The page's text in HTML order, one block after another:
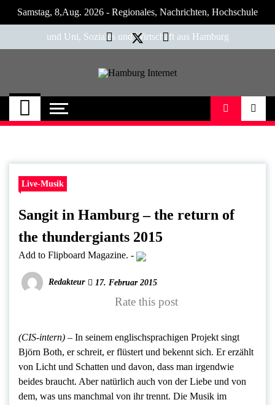
Samstag, 8,Aug. 2026 - Regionales, Nachrichten, Hochschule
und Uni, Soziales und Wirtschaft aus Hamburg
Hamburg Internet
Neuigkeiten und Nachrichten aus Hamburg
Live-Musik
Sangit in Hamburg – the return of
the thundergiants 2015
Add to Flipboard Magazine. -
Redakteur 17. Februar 2015
Rate this post
(CIS-intern) – In seinem englischsprachigen Projekt singt
Björn Both, er schreit, er flüstert und bekennt sich. Er erzählt
von Licht und Schatten und davon, dass man irgendwie
beides braucht. Aber natürlich auch von der Liebe und von
dem, was uns manchmal von ihr trennt. Die Musik im